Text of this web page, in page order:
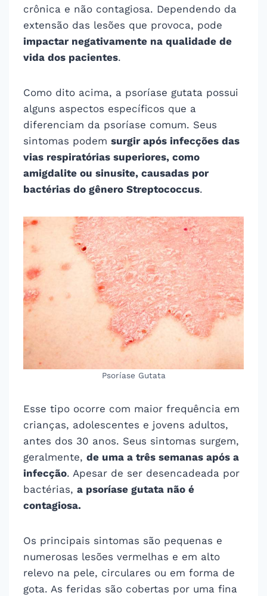
crônica e não contagiosa. Dependendo da
extensão das lesões que provoca, pode
impactar negativamente na qualidade de
vida dos pacientes.
Como dito acima, a psoríase gutata possui
alguns aspectos específicos que a
diferenciam da psoríase comum. Seus
sintomas podem surgir após infecções das
vias respiratórias superiores, como
amigdalite ou sinusite, causadas por
bactérias do gênero Streptococcus.
Psoríase Gutata
Esse tipo ocorre com maior frequência em
crianças, adolescentes e jovens adultos,
antes dos 30 anos. Seus sintomas surgem,
geralmente, de uma a três semanas após a
infecção. Apesar de ser desencadeada por
bactérias, a psoríase gutata não é
contagiosa.
Os principais sintomas são pequenas e
numerosas lesões vermelhas e em alto
relevo na pele, circulares ou em forma de
gota. As feridas são cobertas por uma fina